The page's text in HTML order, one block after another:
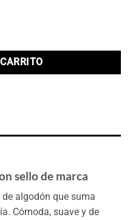
sello de marca
de algodón que suma
Cómoda, suave y de